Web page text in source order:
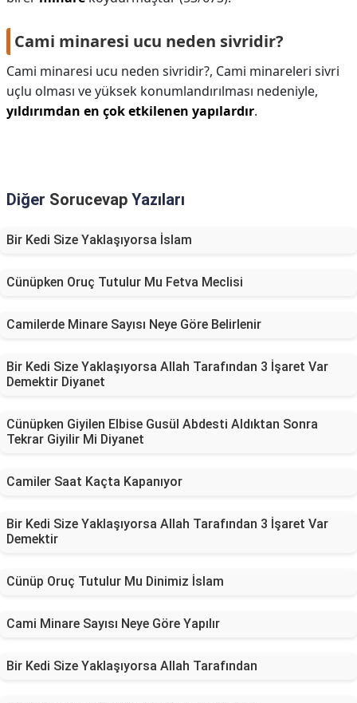
Cami minaresi ucu neden sivridir?
Cami minaresi ucu neden sivridir?, Cami minareleri sivri
uçlu olması ve yüksek konumlandırılması nedeniyle,
yıldırımdan en çok etkilenen yapılardır.
Diğer Sorucevap Yazıları
Bir Kedi Size Yaklaşıyorsa İslam
Cünüpken Oruç Tutulur Mu Fetva Meclisi
Camilerde Minare Sayısı Neye Göre Belirlenir
Bir Kedi Size Yaklaşıyorsa Allah Tarafından 3 İşaret Var
Demektir Diyanet
Cünüpken Giyilen Elbise Gusül Abdesti Aldıktan Sonra
Tekrar Giyilir Mi Diyanet
Camiler Saat Kaçta Kapanıyor
Bir Kedi Size Yaklaşıyorsa Allah Tarafından 3 İşaret Var
Demektir
Cünüp Oruç Tutulur Mu Dinimiz İslam
Cami Minare Sayısı Neye Göre Yapılır
Bir Kedi Size Yaklaşıyorsa Allah Tarafından